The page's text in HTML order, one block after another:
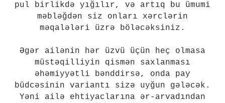
pul birlikdə yığılır, və artıq bu ümumi
məbləğdən siz onları xərclərin
məqalələri üzrə böləcəksiniz.
Əgər ailənin hər üzvü üçün heç olmasa
müstəqilliyin qismən saxlanması
əhəmiyyətli bənddirsə, onda pay
büdcəsinin variantı sizə uyğun gələcək.
Yəni ailə ehtiyaclarına ər-arvadından